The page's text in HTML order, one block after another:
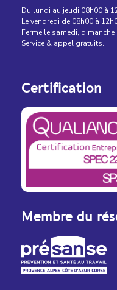
Du lundi au jeudi 08h00 à
Le vendredi de 08h00 à
Fermé le samedi, dimanche
Service & appel gratuits.
Certification
Membre du